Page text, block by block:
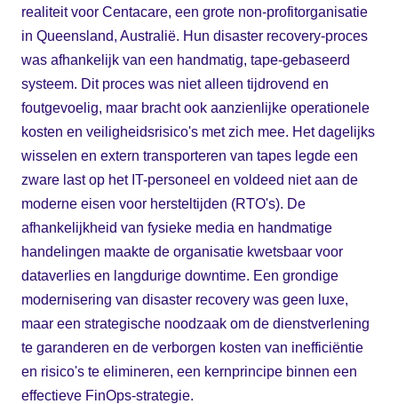
realiteit voor Centacare, een grote non-profitorganisatie
in Queensland, Australië. Hun disaster recovery-proces
was afhankelijk van een handmatig, tape-gebaseerd
systeem. Dit proces was niet alleen tijdrovend en
foutgevoelig, maar bracht ook aanzienlijke operationele
kosten en veiligheidsrisico's met zich mee. Het dagelijks
wisselen en extern transporteren van tapes legde een
zware last op het IT-personeel en voldeed niet aan de
moderne eisen voor hersteltijden (RTO's). De
afhankelijkheid van fysieke media en handmatige
handelingen maakte de organisatie kwetsbaar voor
dataverlies en langdurige downtime. Een grondige
modernisering van disaster recovery was geen luxe,
maar een strategische noodzaak om de dienstverlening
te garanderen en de verborgen kosten van inefficiëntie
en risico's te elimineren, een kernprincipe binnen een
effectieve FinOps-strategie.